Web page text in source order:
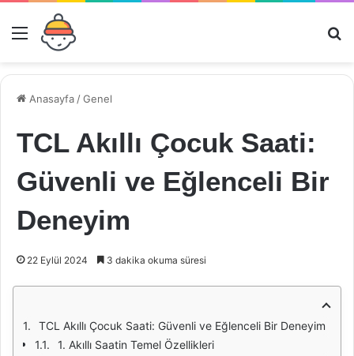
Menü
Anasayfa /Genel
TCL Akıllı Çocuk Saati:
Güvenli ve Eğlenceli Bir
Deneyim
22 Eylül 2024 3 dakika okuma süresi
TCL Akıllı Çocuk Saati: Güvenli ve Eğlenceli Bir Deneyim
1. Akıllı Saatin Temel Özellikleri